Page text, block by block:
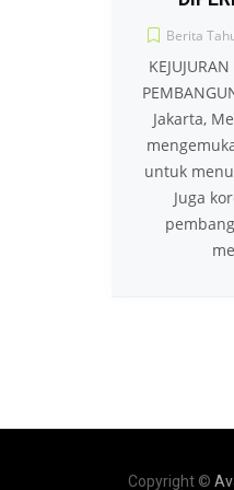
Berita
Jakarta,
untuk
Juga
Copyright ©